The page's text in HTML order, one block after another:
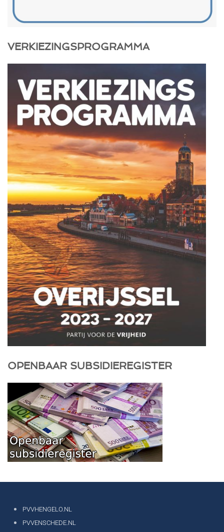
VERKIEZINGSPROGRAMMA
OPENBAAR SUBSIDIEREGISTER
PVVHENGELO.NL
PVVENSCHEDE.NL